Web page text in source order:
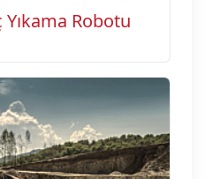
Yıkama Robotu